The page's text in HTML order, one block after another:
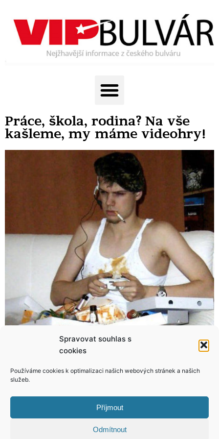
Spravovat souhlas s
cookies
Používáme cookies k optimalizaci našich webových stránek a našich
služeb.
Příjmout
Odmítnout
Práce, škola, rodina? Na vše
kašleme, my máme videohry!
KONTAKT